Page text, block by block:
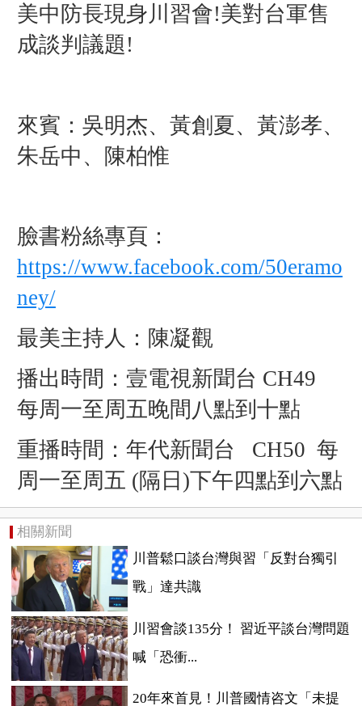
美中防長現身川習會!美對台軍售
成談判議題!
來賓：吳明杰、黃創夏、黃澎孝、
朱岳中、陳柏惟
臉書粉絲專頁：
https://www.facebook.com/50eramo
ney/
最美主持人：陳凝觀
播出時間：壹電視新聞台 CH49
每周一至周五晚間八點到十點
重播時間：年代新聞台 CH50 每
周一至周五 (隔日)下午四點到六點
相關新聞
川普鬆口談台灣與習「反對台獨引
戰」達共識
川習會談135分！ 習近平談台灣問題
喊「恐衝...
20年來首見！川普國情咨文「未提